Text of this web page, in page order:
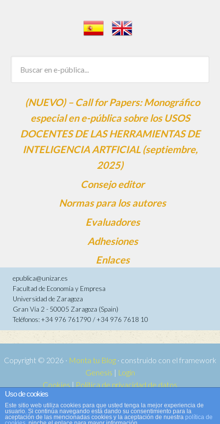
(NUEVO) – Call for Papers: Monográfico
especial en e-pública sobre los USOS
DOCENTES DE LAS HERRAMIENTAS DE
INTELIGENCIA ARTFICIAL (septiembre,
2025)
Consejo editor
Normas para los autores
Evaluadores
Adhesiones
Enlaces
epublica@unizar.es
Facultad de Economía y Empresa
Universidad de Zaragoza
Gran Vía 2 - 50005 Zaragoza (Spain)
Teléfonos: +34 976 761790 / +34 976 7618 10
Copyright © 2026 · Monta tu Blog· construido con el framework
Genesis | Login
Cookies | Política de privacidad de datos
Copyright © 2026 ·
WordPress·Acceder
Uso de cookies
Este sitio web utiliza cookies para que usted tenga la mejor experiencia de
usuario. Si continúa navegando está dando su consentimiento para la
aceptación de las mencionadas cookies y la aceptación de nuestra política de